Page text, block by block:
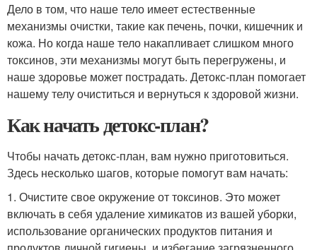
Дело в том, что наше тело имеет естественные
механизмы очистки, такие как печень, почки, кишечник и
кожа. Но когда наше тело накапливает слишком много
токсинов, эти механизмы могут быть перегружены, и
наше здоровье может пострадать. Детокс-план помогает
нашему телу очиститься и вернуться к здоровой жизни.
Как начать детокс-план?
Чтобы начать детокс-план, вам нужно приготовиться.
Здесь несколько шагов, которые помогут вам начать:
1. Очистите свое окружение от токсинов. Это может
включать в себя удаление химикатов из вашей уборки,
использование органических продуктов питания и